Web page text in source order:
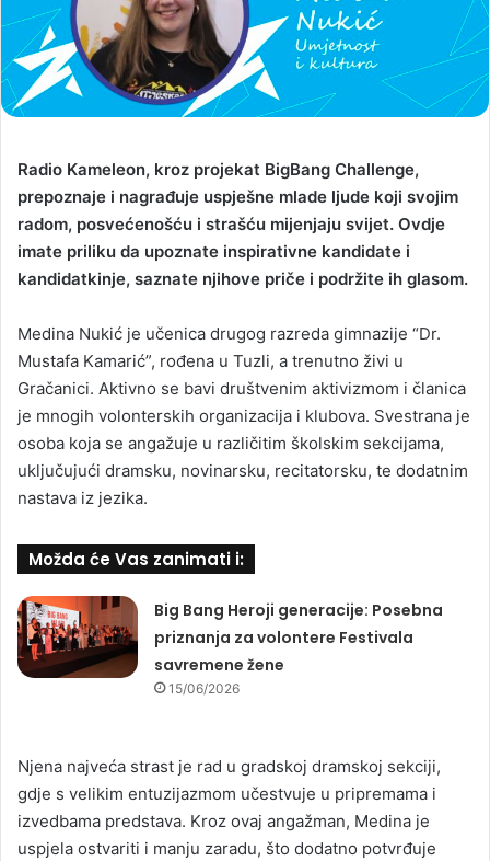
Radio Kameleon, kroz projekat BigBang Challenge,
prepoznaje i nagrađuje uspješne mlade ljude koji svojim
radom, posvećenošću i strašću mijenjaju svijet. Ovdje
imate priliku da upoznate inspirativne kandidate i
kandidatkinje, saznate njihove priče i podržite ih glasom.
Medina Nukić je učenica drugog razreda gimnazije “Dr.
Mustafa Kamarić”, rođena u Tuzli, a trenutno živi u
Gračanici. Aktivno se bavi društvenim aktivizmom i članica
je mnogih volonterskih organizacija i klubova. Svestrana je
osoba koja se angažuje u različitim školskim sekcijama,
uključujući dramsku, novinarsku, recitatorsku, te dodatnim
nastava iz jezika.
Možda će Vas zanimati i:
Big Bang Heroji generacije: Posebna
priznanja za volontere Festivala
savremene žene
15/06/2026
Njena najveća strast je rad u gradskoj dramskoj sekciji,
gdje s velikim entuzijazmom učestvuje u pripremama i
izvedbama predstava. Kroz ovaj angažman, Medina je
uspjela ostvariti i manju zaradu, što dodatno potvrđuje